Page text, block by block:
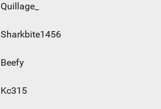
Quillage_
Sharkbite1456
Beefy
Kc315